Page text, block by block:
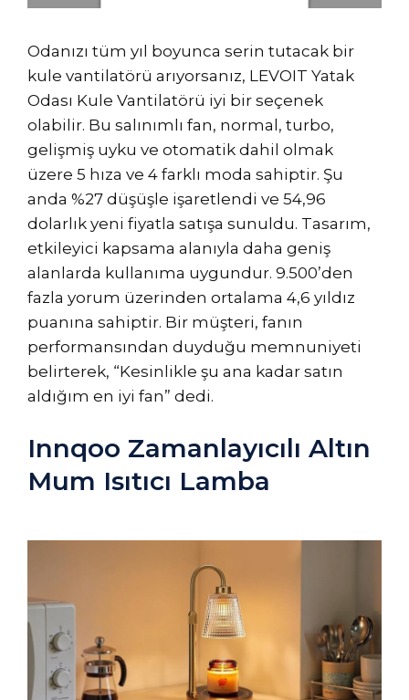
Odanızı tüm yıl boyunca serin tutacak bir
kule vantilatörü arıyorsanız, LEVOIT Yatak
Odası Kule Vantilatörü iyi bir seçenek
olabilir. Bu salınımlı fan, normal, turbo,
gelişmiş uyku ve otomatik dahil olmak
üzere 5 hıza ve 4 farklı moda sahiptir. Şu
anda %27 düşüşle işaretlendi ve 54,96
dolarlık yeni fiyatla satışa sunuldu. Tasarım,
etkileyici kapsama alanıyla daha geniş
alanlarda kullanıma uygundur. 9.500’den
fazla yorum üzerinden ortalama 4,6 yıldız
puanına sahiptir. Bir müşteri, fanın
performansından duyduğu memnuniyeti
belirterek, “Kesinlikle şu ana kadar satın
aldığım en iyi fan” dedi.
Innqoo Zamanlayıcılı Altın
Mum Isıtıcı Lamba